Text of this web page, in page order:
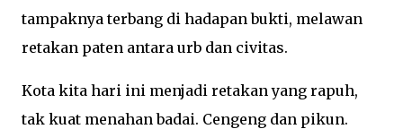
tampaknya terbang di hadapan bukti, melawan
retakan paten antara urb dan civitas.
Kota kita hari ini menjadi retakan yang rapuh,
tak kuat menahan badai. Cengeng dan pikun.